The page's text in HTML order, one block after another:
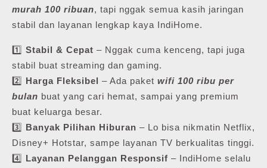
murah 100 ribuan, tapi nggak semua kasih jaringan
stabil dan layanan lengkap kaya IndiHome.
1️⃣ Stabil & Cepat – Nggak cuma kenceng, tapi juga
stabil buat streaming dan gaming.
2️⃣ Harga Fleksibel – Ada paket wifi 100 ribu per
bulan buat yang cari hemat, sampai yang premium
buat keluarga besar.
3️⃣ Banyak Pilihan Hiburan – Lo bisa nikmatin Netflix,
Disney+ Hotstar, sampe layanan TV berkualitas tinggi.
4️⃣ Layanan Pelanggan Responsif – IndiHome selalu